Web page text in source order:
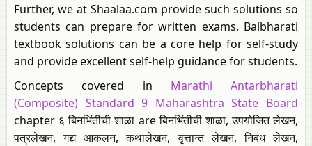
Further, we at Shaalaa.com provide such solutions so
students can prepare for written exams. Balbharati
textbook solutions can be a core help for self-study
and provide excellent self-help guidance for students.
Concepts covered in Marathi Antarbharati
(Composite) Standard 9 Maharashtra State Board
chapter ६ बिनभिंतीची शाळा are बिनभिंतीची शाळा, उपयोजित लेखन,
पत्रलेखन, गद्य आकलन, कथालेखन, वृत्तान्त लेखन, निबंध लेखन,